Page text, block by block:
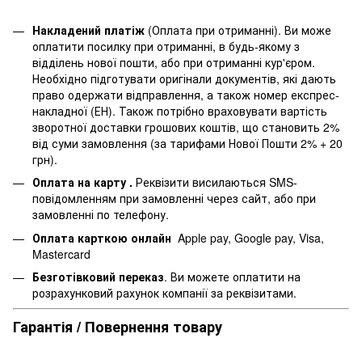
Накладений платіж (Оплата при отриманні). Ви може
оплатити посилку при отриманні, в будь-якому з
відділень нової пошти, або при отриманні кур'єром.
Необхідно підготувати оригінали документів, які дають
право одержати відправлення, а також номер експрес-
накладної (ЕН). Також потрібно враховувати вартість
зворотної доставки грошових коштів, що становить 2%
від суми замовлення (за тарифами Нової Пошти 2% + 20
грн).
Оплата на карту . Реквізити висилаються SMS-
повідомленням при замовленні через сайт, або при
замовленні по телефону.
Оплата карткою онлайн Apple pay, Google pay, Visa,
Mastercard
Безготівковий переказ. Ви можете оплатити на
розрахунковий рахунок компанії за реквізитами.
Гарантія / Повернення товару